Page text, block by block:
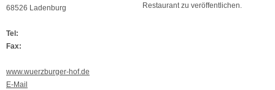
68526 Ladenburg
Tel:
Fax:
www.wuerzburger-hof.de
E-Mail
Restaurant zu veröffentlichen.